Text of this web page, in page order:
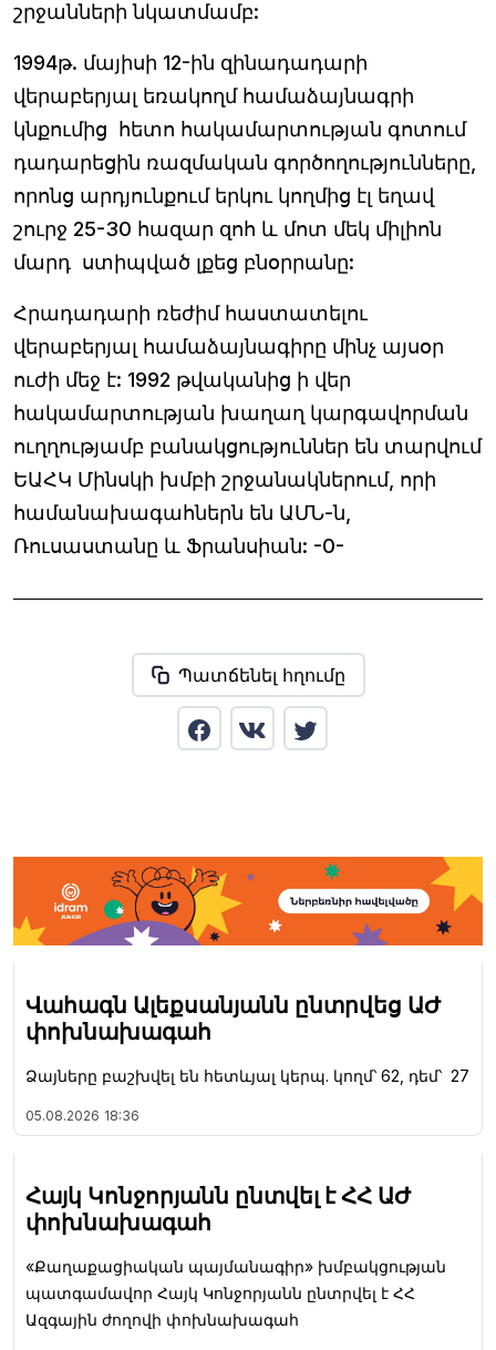
շրջանների նկատմամբ:
1994թ. մայիսի 12-ին զինադադարի
վերաբերյալ եռակողմ համաձայնագրի
կնքումից հետո հակամարտության գոտում
դադարեցին ռազմական գործողությունները,
որոնց արդյունքում երկու կողմից էլ եղավ
շուրջ 25-30 հազար զոհ և մոտ մեկ միլիոն
մարդ ստիպված լքեց բնօրրանը:
Հրադադարի ռեժիմ հաստատելու
վերաբերյալ համաձայնագիրը մինչ այսօր
ուժի մեջ է: 1992 թվականից ի վեր
հակամարտության խաղաղ կարգավորման
ուղղությամբ բանակցություններ են տարվում
ԵԱՀԿ Մինսկի խմբի շրջանակներում, որի
համանախագահներն են ԱՄՆ-ն,
Ռուսաստանը և Ֆրանսիան: -0-
Պատճենել հղումը
Վահագն Ալեքսանյանն ընտրվեց ԱԺ
փոխնախագահ
Ձայները բաշխվել են հետևյալ կերպ. կողմ՝ 62, դեմ՝ 27
05.08.2026 18:36
Հայկ Կոնջորյանն ընտվել է ՀՀ ԱԺ
փոխնախագահ
«Քաղաքացիական պայմանագիր» խմբակցության
պատգամավոր Հայկ Կոնջորյանն ընտրվել է ՀՀ
Ազգային ժողովի փոխնախագահ